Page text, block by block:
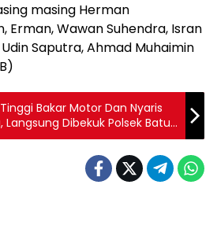
masing Herman
Erman, Wawan Suhendra, Isran
Saputra, Ahmad Muhaimin
Bakar Motor Dan Nyaris
Langsung Dibekuk Polsek Batu